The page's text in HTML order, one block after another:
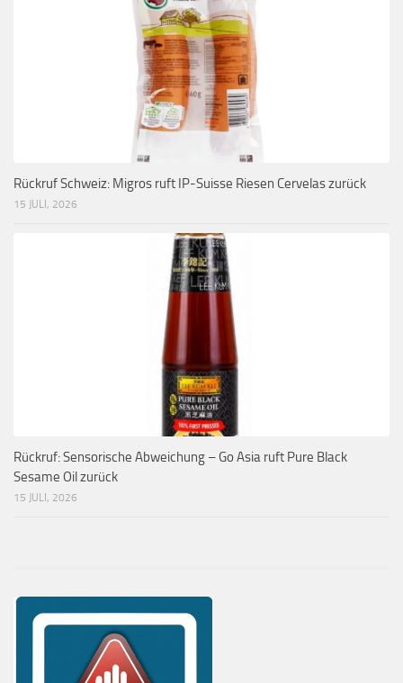
Rückruf Schweiz: Migros ruft IP-Suisse Riesen Cervelas zurück
15 JULI, 2026
Rückruf: Sensorische Abweichung – Go Asia ruft Pure Black
Sesame Oil zurück
15 JULI, 2026